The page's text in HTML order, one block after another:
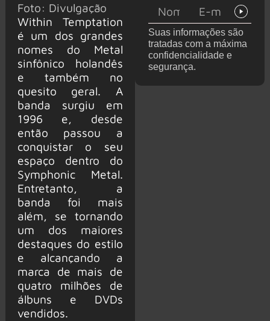
Foto: Divulgação
Within Temptation
é um dos grandes
nomes do Metal
sinfônico holandês
e também no
quesito geral. A
banda surgiu em
1996 e, desde
então passou a
conquistar o seu
espaço dentro do
Symphonic Metal.
Entretanto, a
banda foi mais
além, se tornando
um dos maiores
destaques do estilo
e alcançando a
marca de mais de
quatro milhões de
álbuns e DVDs
vendidos.
de de
deixar os
palcos
Suas informações são
tratadas com a máxima
confidencialidade e
segurança.